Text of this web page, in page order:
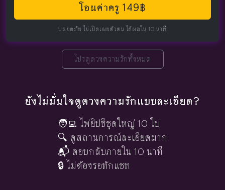
โอนค่าครู 149฿
ปลอดภัย ไม่เปิดเผยตัวตน ได้ผลใน 10 นาที
โปรดูดวงความรักทั้งหมด
ยังไม่มั่นใจดูดวงความรักแบบละเอียด?
🧑‍💻 ไพ่ยิปซีชุดใหญ่ 10 ใบ
🔍 ดูสถานการณ์ละเอียดมาก
📬 ตอบกลับภายใน 10 นาที
🔒 ไม่ต้องรอทักแชท